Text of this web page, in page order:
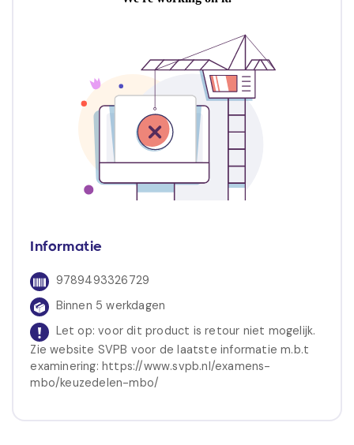
Informatie
9789493326729
Binnen 5 werkdagen
Let op: voor dit product is retour niet mogelijk.
Zie website SVPB voor de laatste informatie m.b.t
examinering: https://www.svpb.nl/examens-
mbo/keuzedelen-mbo/